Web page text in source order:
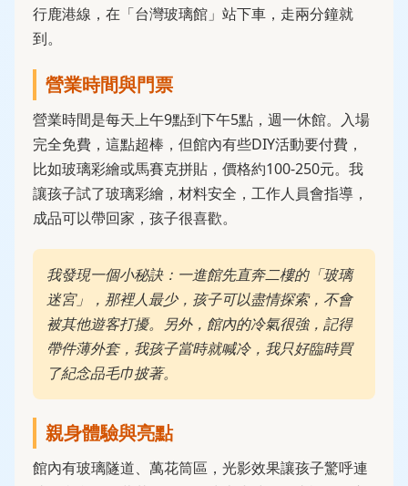
行鹿港線，在「台灣玻璃館」站下車，走兩分鐘就
到。
營業時間與門票
營業時間是每天上午9點到下午5點，週一休館。入場
完全免費，這點超棒，但館內有些DIY活動要付費，
比如玻璃彩繪或馬賽克拼貼，價格約100-250元。我
讓孩子試了玻璃彩繪，材料安全，工作人員會指導，
成品可以帶回家，孩子很喜歡。
我發現一個小秘訣：一進館先直奔二樓的「玻璃
迷宮」，那裡人最少，孩子可以盡情探索，不會
被其他遊客打擾。另外，館內的冷氣很強，記得
帶件薄外套，我孩子當時就喊冷，我只好臨時買
了紀念品毛巾披著。
親身體驗與亮點
館內有玻璃隧道、萬花筒區，光影效果讓孩子驚呼連